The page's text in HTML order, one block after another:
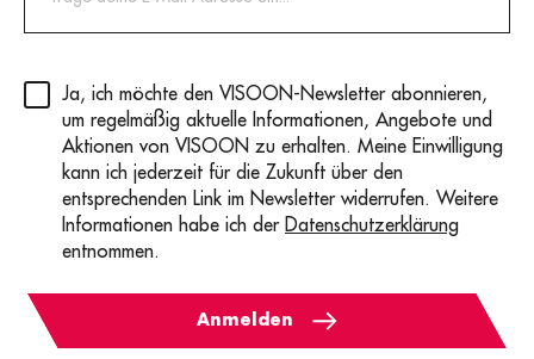
Privacy(erforderlich)
Ja, ich möchte den VISOON-Newsletter abonnieren,
um regelmäßig aktuelle Informationen, Angebote und
Aktionen von VISOON zu erhalten. Meine Einwilligung
kann ich jederzeit für die Zukunft über den
entsprechenden Link im Newsletter widerrufen. Weitere
Informationen habe ich der Datenschutzerklärung
entnommen.
Anmelden